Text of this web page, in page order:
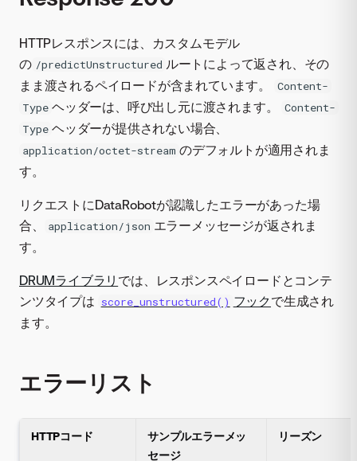
HTTPレスポンスには、カスタムモデル
の /predictUnstructured ルートによって返され、その
まま渡されるペイロードが含まれています。
Content-
Type ヘッダーは、呼び出し元に渡されます。
Content-
Type ヘッダーが提供されない場合、
application/octet-stream のデフォルトが適用されま
す。
リクエストにDataRobotが認識したエラーがあった場
合、
application/json エラーメッセージが返されま
す。
DRUMライブラリ では、レスポンスペイロードとコンテ
ンツタイプは score_unstructured() フックで生成され
ます。
エラーリスト
HTTPコード
サンプルエラーメッ
セージ
リーズン